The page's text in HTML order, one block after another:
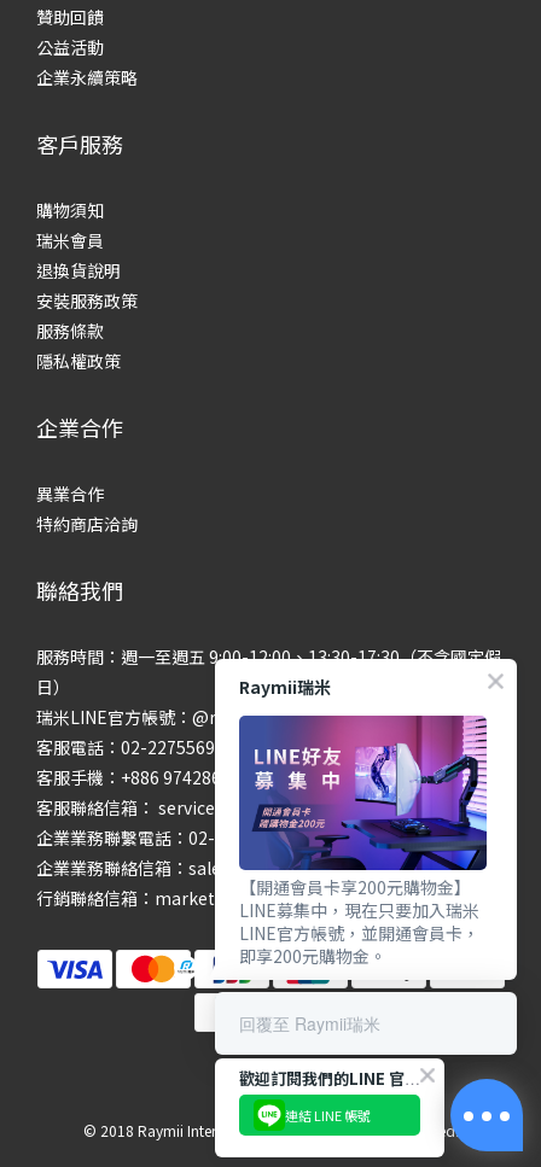
贊助回饋
公益活動
企業永續策略
客戶服務
購物須知
瑞米會員
退換貨說明
安裝服務政策
服務條款
隱私權政策
企業合作
異業合作
特約商店洽詢
聯絡我們
服務時間：週一至週五 9:00-12:00、13:30-17:30（不含國定假
日）
瑞米LINE官方帳號：@raymii
客服電話：02-22755699 #201 #202
客服手機：+886 974286654
客服聯絡信箱： service@raymii.com
企業業務聯繫電話：02-22755699 #302
企業業務聯絡信箱：sales@raymii.com
行銷聯絡信箱：marketing@raymii.com
© 2018 Raymii International Limited. All Rights Reserved.
Raymii瑞米
【開通會員卡享200元購物金】
LINE募集中，現在只要加入瑞米
LINE官方帳號，並開通會員卡，
即享200元購物金。
回覆至 Raymii瑞米
歡迎訂閱我們的LINE 官方帳號
連結 LINE 帳號